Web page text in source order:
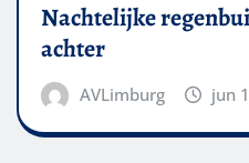
Nachtelijke
achter
AVLimburg jun